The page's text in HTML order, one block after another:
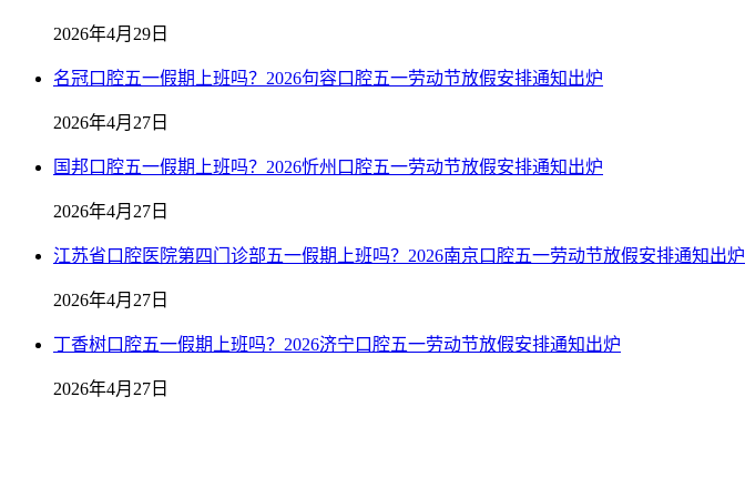
2026年4月29日
名冠口腔五一假期上班吗？2026句容口腔五一劳动节放假安排通知出炉
2026年4月27日
国邦口腔五一假期上班吗？2026忻州口腔五一劳动节放假安排通知出炉
2026年4月27日
江苏省口腔医院第四门诊部五一假期上班吗？2026南京口腔五一劳动节放假安排通知出炉
2026年4月27日
丁香树口腔五一假期上班吗？2026济宁口腔五一劳动节放假安排通知出炉
2026年4月27日